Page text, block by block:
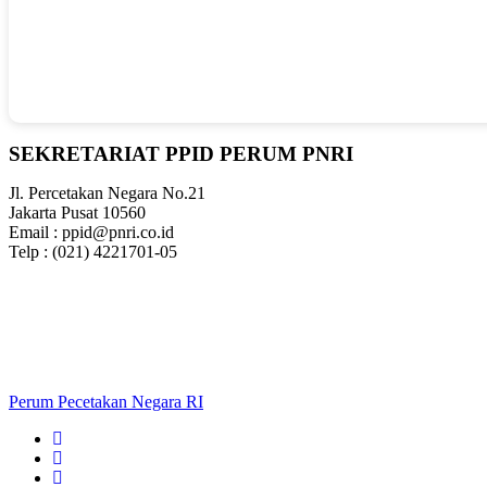
SEKRETARIAT PPID PERUM PNRI
Jl. Percetakan Negara No.21
Jakarta Pusat 10560
Email : ppid@pnri.co.id
Telp : (021) 4221701-05
Perum Pecetakan Negara RI